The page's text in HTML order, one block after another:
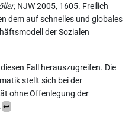
, NJW 2005, 1605. Freilich
dem auf schnelles und globales
der Sozialen
Fall herauszugreifen. Die
stellt sich bei der
ohne Offenlegung der
↩︎